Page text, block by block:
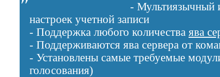
- Мультиязычный
настроек учетной записи
- Поддержка любого количества ява
- Поддерживаются ява сервера от
- Установлены самые требуемые
голосования)